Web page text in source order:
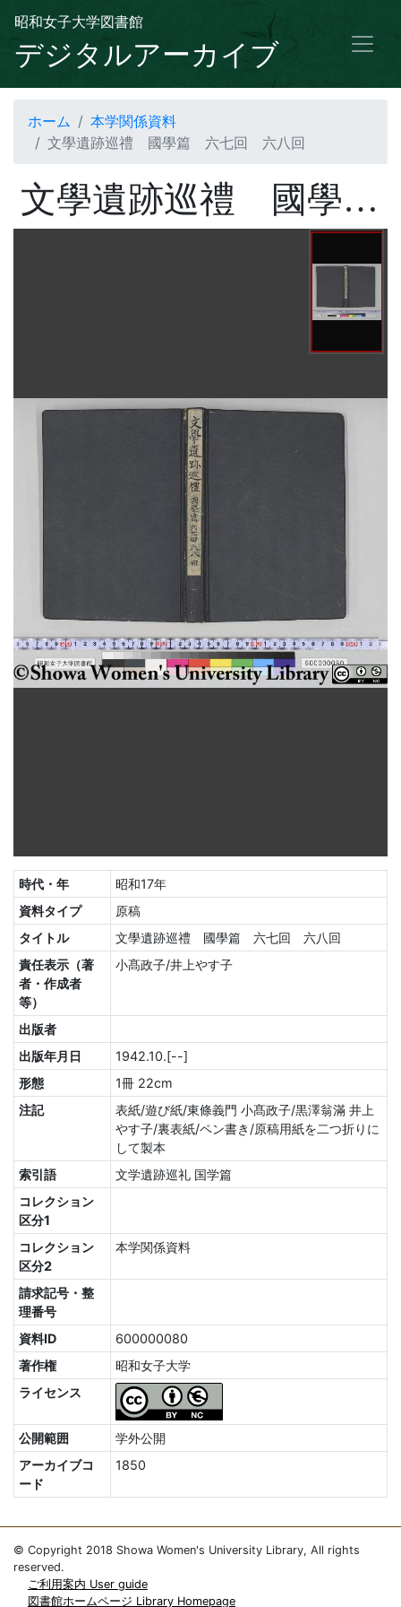
昭和女子大学図書館
デジタルアーカイブ
ホーム
本学関係資料
文學遺跡巡禮 國學篇 六七回 六八回
文學遺跡巡禮 國學篇 六七回 六八回
時代・年
昭和17年
資料タイプ
原稿
タイトル
文學遺跡巡禮 國學篇 六七回 六八回
責任表示（著
者・作成者
等）
小髙政子/井上やす子
出版者
出版年月日
1942.10.[--]
形態
1冊 22cm
注記
表紙/遊び紙/東條義門 小髙政子/黒澤翁滿 井上
やす子/裏表紙/ペン書き/原稿用紙を二つ折りに
して製本
索引語
文学遺跡巡礼 国学篇
コレクション
区分1
コレクション
区分2
本学関係資料
請求記号・整
理番号
資料ID
600000080
著作権
昭和女子大学
ライセンス
公開範囲
学外公開
アーカイブコ
ード
1850
© Copyright 2018 Showa Women's University Library, All rights
reserved.
ご利用案内 User guide
図書館ホームページ Library Homepage